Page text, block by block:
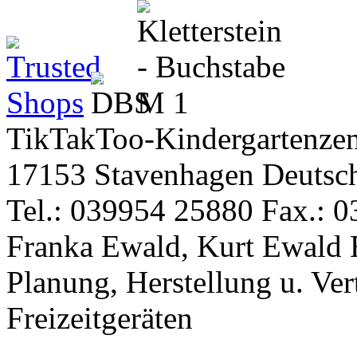
TikTakToo-
17153 Stavenhagen
Tel.: 039954 25880 Fax.:
Franka Ewald, Kurt Ewald
Planung, Herstellung u.
Freizeitgeräten